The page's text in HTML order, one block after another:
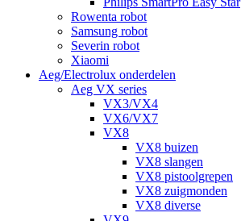
Rowenta robot
Samsung robot
Severin robot
Xiaomi
Aeg/Electrolux onderdelen
Aeg VX series
VX3/VX4
VX6/VX7
VX8
VX8 buizen
VX8 slangen
VX8 pistoolgrepen
VX8 zuigmonden
VX8 diverse